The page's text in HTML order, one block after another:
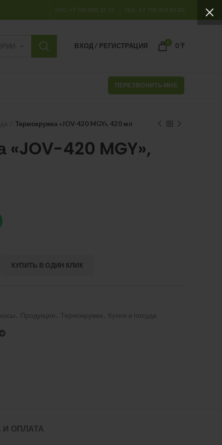
тел.: +7 705 802 15 15 тел.: +7 705 901 91 30
ВХОД / РЕГИСТРАЦИЯ 0 0 ₸
ПЕРЕЗВОНИТЬ МНЕ
Термокружка «JOV-420 MGY», 420 мл
«JOV-420 MGY»,
КУПИТЬ В ОДИН КЛИК
Продукция Термокружки Кухня и посуда
ОПЛАТА